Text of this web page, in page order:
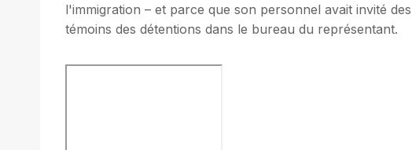
l'immigration – et parce que son personnel avait invité
témoins des détentions dans le bureau du représentant.